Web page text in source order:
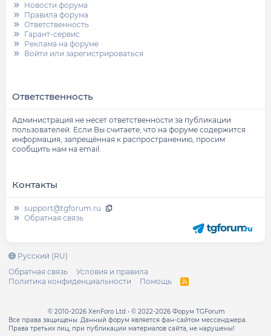
Новости форума
Правила форума
Ответственность
Гарант-сервис
Реклама на форуме
Войти или зарегистрироваться
Ответственность
Администрация не несет ответственности за публикации
пользователей. Если Вы считаете, что на форуме содержится
информация, запрещённая к распространению, просим
сообщить нам на email.
Контакты
support@tgforum.ru
Обратная связь
Русский (RU)
Обратная связь
Условия и правила
Политика конфиденциальности
Помощь
R
© 2010-2026 XenForo Ltd
© 2022-2026 Форум TGForum
Все права защищены. Данный форум является фан-сайтом мессенджера.
Права третьих лиц, при публикации материалов сайта, не нарушены!